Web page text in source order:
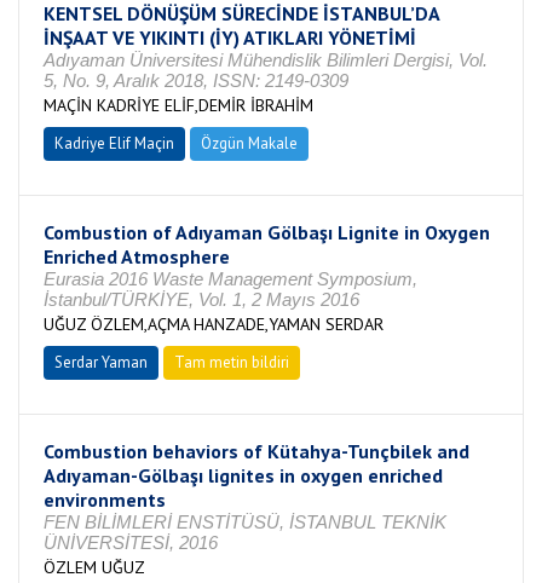
KENTSEL DÖNÜŞÜM SÜRECİNDE İSTANBUL’DA
İNŞAAT VE YIKINTI (İY) ATIKLARI YÖNETİMİ
Adıyaman Üniversitesi Mühendislik Bilimleri Dergisi, Vol.
5, No. 9, Aralık 2018, ISSN: 2149-0309
MAÇİN KADRİYE ELİF,DEMİR İBRAHİM
Kadriye Elif Maçin Özgün Makale
Combustion of Adıyaman Gölbaşı Lignite in Oxygen
Enriched Atmosphere
Eurasia 2016 Waste Management Symposium,
İstanbul/TÜRKİYE, Vol. 1, 2 Mayıs 2016
UĞUZ ÖZLEM,AÇMA HANZADE,YAMAN SERDAR
Serdar Yaman Tam metin bildiri
Combustion behaviors of Kütahya-Tunçbilek and
Adıyaman-Gölbaşı lignites in oxygen enriched
environments
FEN BİLİMLERİ ENSTİTÜSÜ, İSTANBUL TEKNİK
ÜNİVERSİTESİ, 2016
ÖZLEM UĞUZ